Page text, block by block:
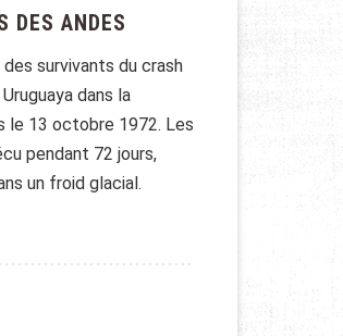
DES ANDES
survivants du crash
dans la
le 13 octobre 1972. Les
pendant 72 jours,
un froid glacial.
DES ANDES